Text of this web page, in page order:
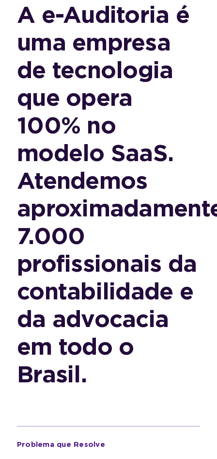
A e-Auditoria é
uma empresa
de tecnologia
que opera
100% no
modelo SaaS.
Atendemos
7.000
profissionais da
contabilidade e
da advocacia
em todo o
Brasil.
Problema que Resolve